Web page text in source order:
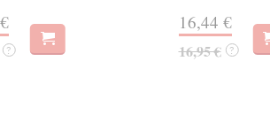
?
16,44 €
16,95 € ?